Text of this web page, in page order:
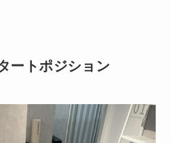
ートポジション